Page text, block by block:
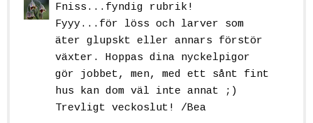
Fniss...fyndig rubrik!
Fyyy...för löss och larver som
äter glupskt eller annars förstör
växter. Hoppas dina nyckelpigor
gör jobbet, men, med ett sånt fint
hus kan dom väl inte annat ;)
Trevligt veckoslut! /Bea